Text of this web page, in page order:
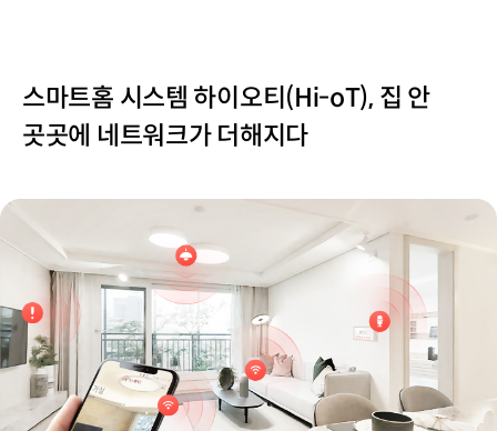
스마트홈 시스템 하이오티(Hi-oT), 집 안
곳곳에 네트워크가 더해지다